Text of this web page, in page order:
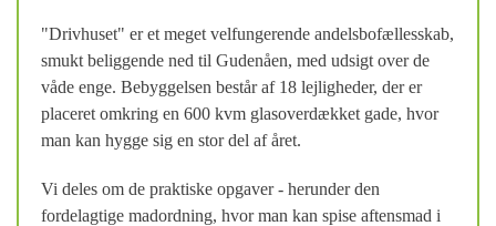
"Drivhuset" er et meget velfungerende andelsbofællesskab,
smukt beliggende ned til Gudenåen, med udsigt over de
våde enge. Bebyggelsen består af 18 lejligheder, der er
placeret omkring en 600 kvm glasoverdækket gade, hvor
man kan hygge sig en stor del af året.
Vi deles om de praktiske opgaver - herunder den
fordelagtige madordning, hvor man kan spise aftensmad i